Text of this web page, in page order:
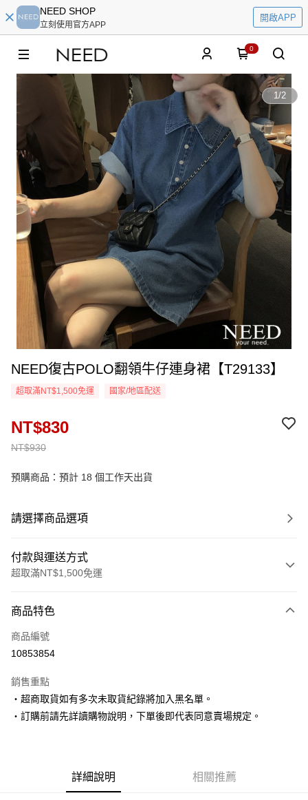
NEED SHOP
立刻使用官方APP
開啟APP
0
1/2
NEED復古POLO翻領牛仔連身裙【T29133】
超取滿NT$1,500免運 國家/地區配送
NT$930
NT$830
預購商品：預計 18 個工作天出貨
請選擇商品選項
付款與運送方式
超取滿NT$1,500免運
信用卡一次付款
超商取貨付款
Apple Pay
街口支付
商品特色
商品編號
10853854
銷售重點
‧超商取貨如有多次未取貨紀錄將加入黑名單。
‧訂購前請先詳讀購物說明，下單後即代表同意賣場規定。
詳細說明 相關推薦